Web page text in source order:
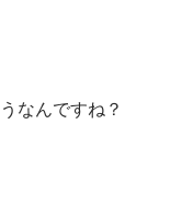
なんですね？